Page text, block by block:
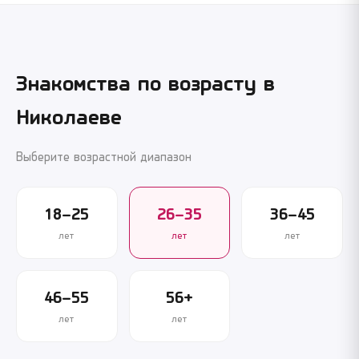
Знакомства по возрасту в
Николаеве
Выберите возрастной диапазон
18–25
лет
26–35
лет
36–45
лет
46–55
лет
56+
лет